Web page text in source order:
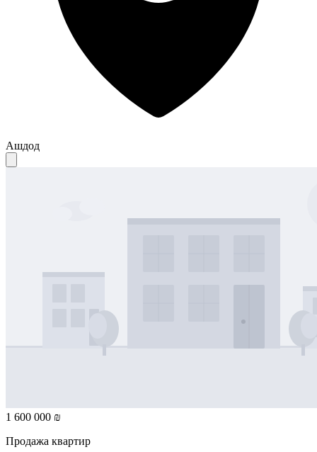
Ашдод
1 600 000 ₪
Продажа квартир